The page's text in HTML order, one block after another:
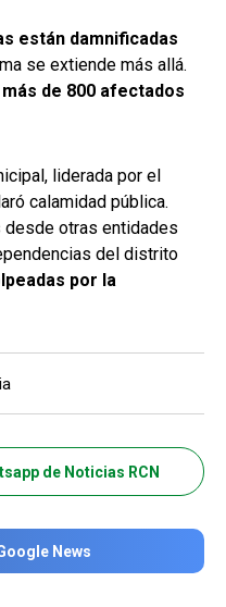
están damnificadas
se extiende más allá.
más de 800 afectados
liderada por el
calamidad pública.
desde otras entidades
del distrito
por la
de Noticias RCN
News